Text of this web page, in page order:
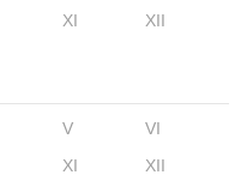
XI XII
V
VI
XI XII